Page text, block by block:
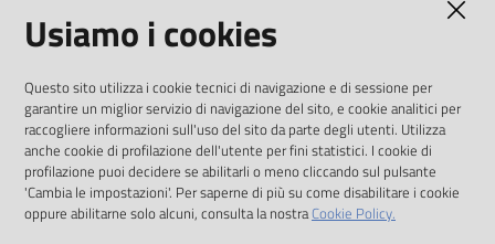
solo alle condizioni previste dalla direttiva
comunitaria 2003/98/CE e dal d.lgs. 36/2006
SOCIAL
Instagram
Usiamo i cookies
Questo sito utilizza i cookie tecnici di navigazione e di sessione per
garantire un miglior servizio di navigazione del sito, e cookie analitici per
raccogliere informazioni sull'uso del sito da parte degli utenti. Utilizza
anche cookie di profilazione dell'utente per fini statistici. I cookie di
profilazione puoi decidere se abilitarli o meno cliccando sul pulsante
'Cambia le impostazioni'. Per saperne di più su come disabilitare i cookie
oppure abilitarne solo alcuni, consulta la nostraCookie Policy.